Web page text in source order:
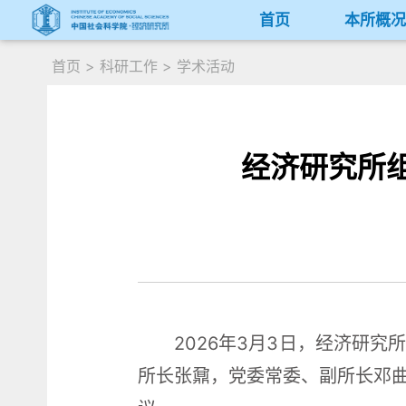
首页 本所概况
首页 > 科研工作 > 学术活动
经济研究所
2026年3月3日，经济研究
所长张鼐，党委常委、副所长邓